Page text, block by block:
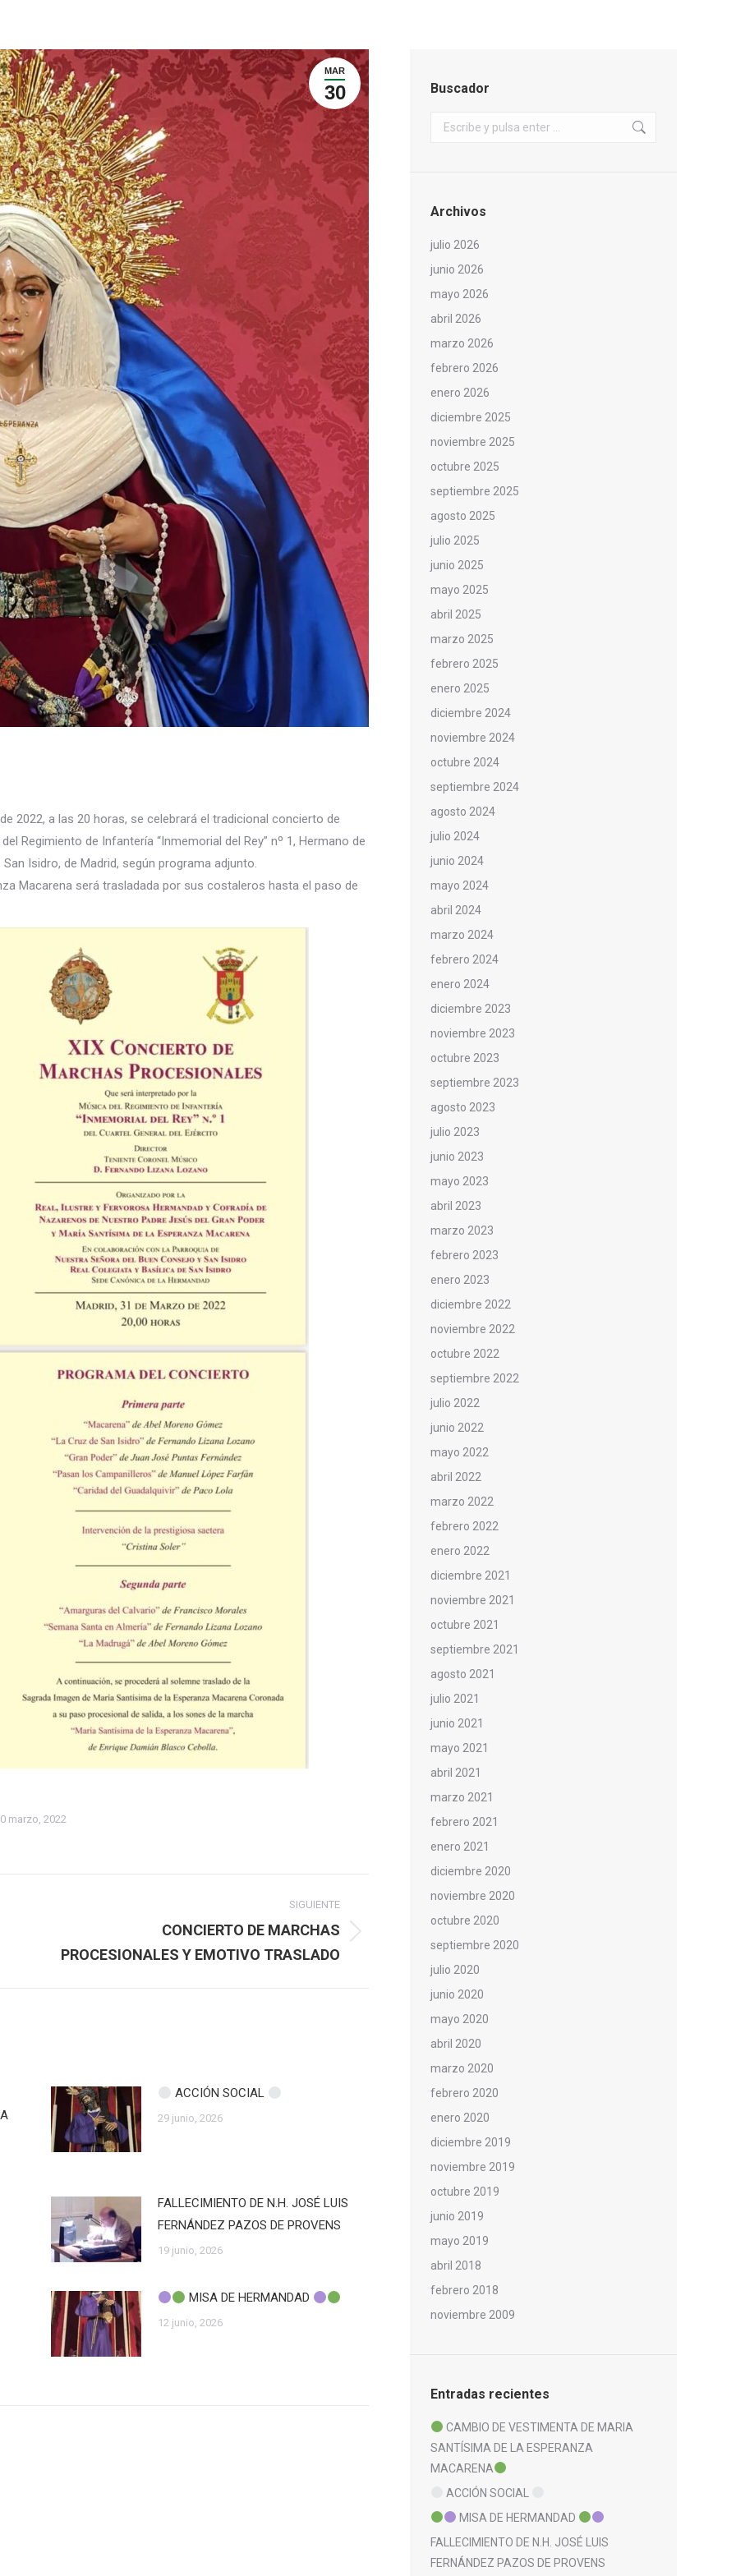
MAR
30
2022, a las 20 horas, se celebrará el tradicional concierto de
Regimiento de Infantería “Inmemorial del Rey” nº 1, Hermano de
Isidro, de Madrid, según programa adjunto.
Macarena será trasladada por sus costaleros hasta el paso de
marzo, 2022
SIGUIENTE
siguiente:
CONCIERTO DE MARCHAS
PROCESIONALES Y EMOTIVO TRASLADO
ACCIÓN SOCIAL
29 junio, 2026
FALLECIMIENTO DE N.H. JOSÉ LUIS
FERNÁNDEZ PAZOS DE PROVENS
19 junio, 2026
MISA DE HERMANDAD
12 junio, 2026
Buscador
Buscar:
Archivos
julio 2026
junio 2026
mayo 2026
abril 2026
marzo 2026
febrero 2026
enero 2026
diciembre 2025
noviembre 2025
octubre 2025
septiembre 2025
agosto 2025
julio 2025
junio 2025
mayo 2025
abril 2025
marzo 2025
febrero 2025
enero 2025
diciembre 2024
noviembre 2024
octubre 2024
septiembre 2024
agosto 2024
julio 2024
junio 2024
mayo 2024
abril 2024
marzo 2024
febrero 2024
enero 2024
diciembre 2023
noviembre 2023
octubre 2023
septiembre 2023
agosto 2023
julio 2023
junio 2023
mayo 2023
abril 2023
marzo 2023
febrero 2023
enero 2023
diciembre 2022
noviembre 2022
octubre 2022
septiembre 2022
julio 2022
junio 2022
mayo 2022
abril 2022
marzo 2022
febrero 2022
enero 2022
diciembre 2021
noviembre 2021
octubre 2021
septiembre 2021
agosto 2021
julio 2021
junio 2021
mayo 2021
abril 2021
marzo 2021
febrero 2021
enero 2021
diciembre 2020
noviembre 2020
octubre 2020
septiembre 2020
julio 2020
junio 2020
mayo 2020
abril 2020
marzo 2020
febrero 2020
enero 2020
diciembre 2019
noviembre 2019
octubre 2019
junio 2019
mayo 2019
abril 2018
febrero 2018
noviembre 2009
Entradas recientes
CAMBIO DE VESTIMENTA DE MARIA
SANTÍSIMA DE LA ESPERANZA
MACARENA
ACCIÓN SOCIAL
MISA DE HERMANDAD
FALLECIMIENTO DE N.H. JOSÉ LUIS
FERNÁNDEZ PAZOS DE PROVENS